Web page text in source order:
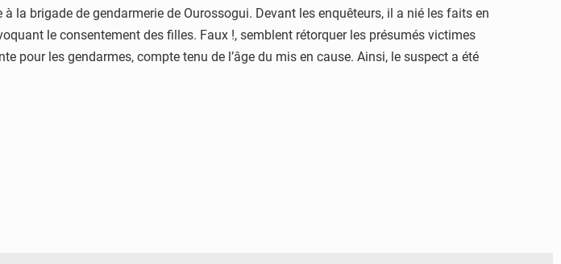
la brigade de gendarmerie de Ourossogui. Devant les enquêteurs, il a nié les faits en
le consentement des filles. Faux !, semblent rétorquer les présumés victimes
pour les gendarmes, compte tenu de l’âge du mis en cause. Ainsi, le suspect a été